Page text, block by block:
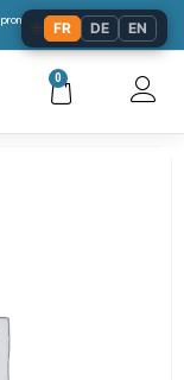
0
FR DE EN